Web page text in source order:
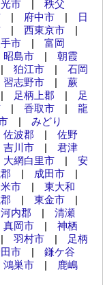
市 | 秩父
| 府中市 |
日
| 西東京市 |
市 | 富岡
昭島市 | 朝霞
狛江市 | 石岡
習志野市 | 蕨
足柄上郡 |
足
| 香取市 | 龍
| みどり
佐波郡 | 佐野
吉川市 | 君津
大網白里市 | 安
| 成田市 |
市 | 東大和
| 東金市 |
河内郡 | 清瀬
真岡市 | 神栖
羽村市 |
足柄
市 | 鎌ケ谷
鴻巣市 |
鹿嶋